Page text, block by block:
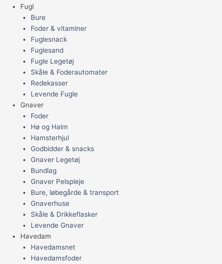
Fugl
Bure
Foder & vitaminer
Fuglesnack
Fuglesand
Fugle Legetøj
Skåle & Foderautomater
Redekasser
Levende Fugle
Gnaver
Foder
Hø og Halm
Hamsterhjul
Godbidder & snacks
Gnaver Legetøj
Bundlag
Gnaver Pelspleje
Bure, løbegårde & transport
Gnaverhuse
Skåle & Drikkeflasker
Levende Gnaver
Havedam
Havedamsnet
Havedamsfoder